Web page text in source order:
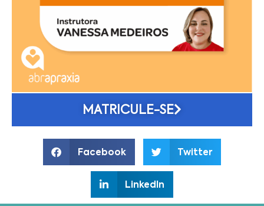
MATRICULE-SE
Facebook Twitter
LinkedIn